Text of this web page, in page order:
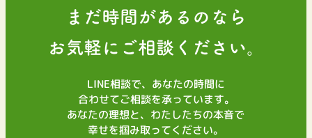
まだ時間があるのなら
お気軽にご相談ください。
LINE相談で、あなたの時間に
合わせてご相談を承っています。
あなたの理想と、わたしたちの本音で
幸せを掴み取ってください。